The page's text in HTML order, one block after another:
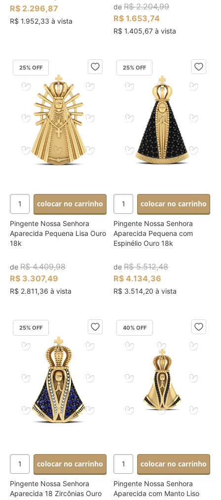
R$ 2.296,87
R$ 1.952,33 à vista
deR$ 2.204,99
R$ 1.653,74
R$ 1.405,67 à vista
25% OFF
colocar no carrinho
Pingente Nossa Senhora
Aparecida Pequena Lisa Ouro
18k
de R$ 4.409,98
R$ 3.307,49
R$ 2.811,36 à vista
25% OFF
colocar no carrinho
Pingente Nossa Senhora
Aparecida Pequena com
Espinélio Ouro 18k
deR$ 5.512,48
R$ 4.134,36
R$ 3.514,20 à vista
25% OFF
colocar no carrinho
Pingente Nossa Senhora
Aparecida 18 Zircônias Ouro
40% OFF
colocar no carrinho
Pingente Nossa Senhora
Aparecida com Manto Liso